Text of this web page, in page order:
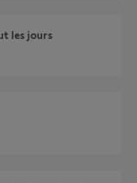
les jours